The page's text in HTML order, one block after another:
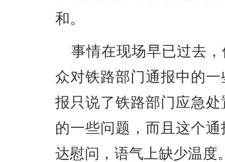
和。
事情在现场早已过去
众对铁路部门通报中的
报只说了铁路部门应急
的一些问题，而且这个
达慰问，语气上缺少温度